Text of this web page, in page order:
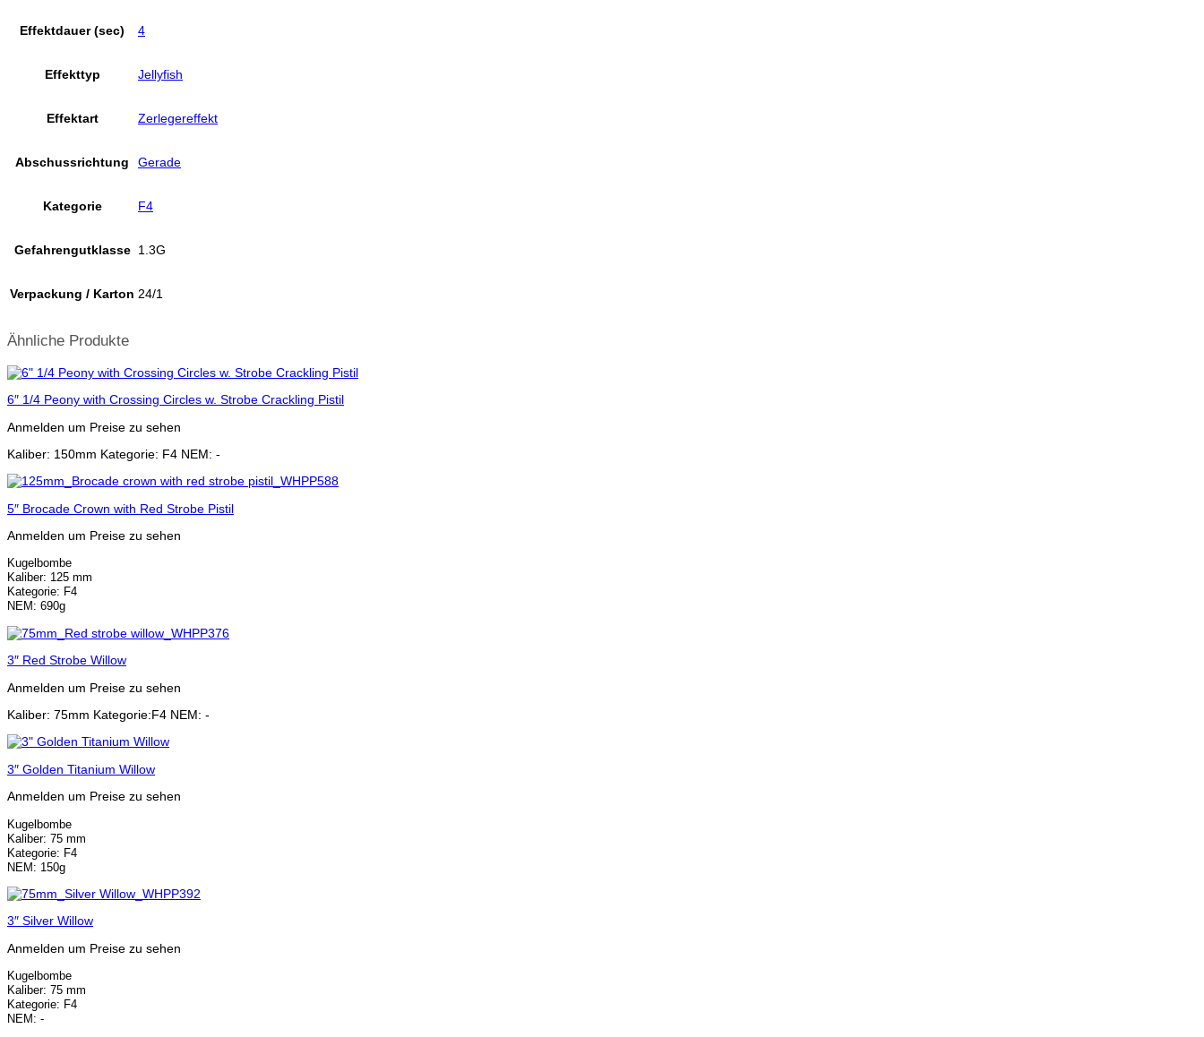
Effektdauer (sec) 4
Effekttyp Jellyfish
Effektart Zerlegereffekt
Abschussrichtung Gerade
Kategorie F4
Gefahrengutklasse 1.3G
Verpackung / Karton 24/1
Ähnliche Produkte
6″ 1/4 Peony with Crossing Circles w. Strobe Crackling Pistil
Anmelden um Preise zu sehen
Kaliber: 150mm Kategorie: F4 NEM: -
5″ Brocade Crown with Red Strobe Pistil
Anmelden um Preise zu sehen
Kugelbombe
Kaliber: 125 mm
Kategorie: F4
NEM: 690g
3″ Red Strobe Willow
Anmelden um Preise zu sehen
Kaliber: 75mm Kategorie:F4 NEM: -
3″ Golden Titanium Willow
Anmelden um Preise zu sehen
Kugelbombe
Kaliber: 75 mm
Kategorie: F4
NEM: 150g
3″ Silver Willow
Anmelden um Preise zu sehen
Kugelbombe
Kaliber: 75 mm
Kategorie: F4
NEM: -